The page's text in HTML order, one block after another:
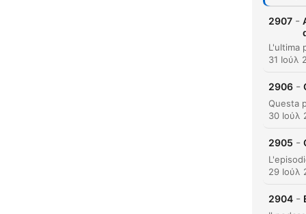
2907 -
31 Ιούλ
2906 -
30 Ιούλ
2905 -
29 Ιούλ
2904 -